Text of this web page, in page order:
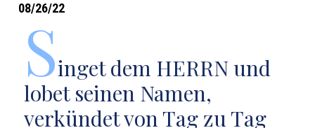
08/26/22
Singet dem HERRN und
lobet seinen Namen,
verkündet von Tag zu Tag